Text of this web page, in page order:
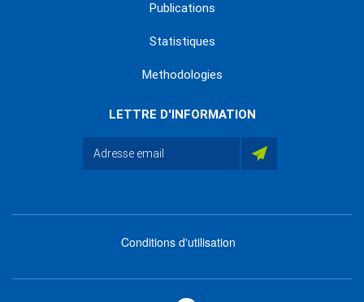
Publications
Statistiques
Methodologies
LETTRE D'INFORMATION
footer
Conditions d'utilisation